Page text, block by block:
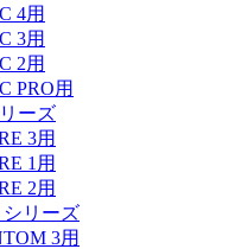
4用
3用
2用
PRO用
ーズ
3用
1用
2用
リーズ
3用